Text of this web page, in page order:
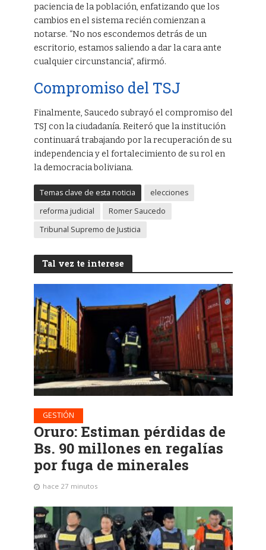
paciencia de la población, enfatizando que los
cambios en el sistema recién comienzan a
notarse. “No nos escondemos detrás de un
escritorio, estamos saliendo a dar la cara ante
cualquier circunstancia”, afirmó.
Compromiso del TSJ
Finalmente, Saucedo subrayó el compromiso del
TSJ con la ciudadanía. Reiteró que la institución
continuará trabajando por la recuperación de su
independencia y el fortalecimiento de su rol en
la democracia boliviana.
Temas clave de esta noticia
elecciones
reforma judicial
Romer Saucedo
Tribunal Supremo de Justicia
Tal vez te interese
GESTIÓN
Oruro: Estiman pérdidas de
Bs. 90 millones en regalías
por fuga de minerales
hace 27 minutos